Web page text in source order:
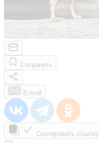
Сохранить
E-mail
Скопировать ссылку